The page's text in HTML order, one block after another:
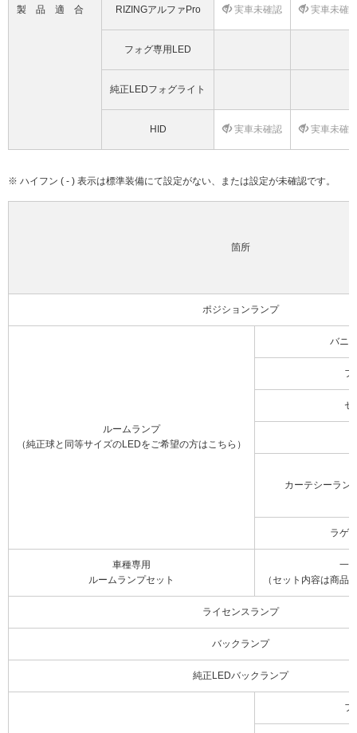
製品適合 RIZINGアルファPro 実車未確認 実車未確
フォグ専用LED
純正LEDフォグライト
HID 実車未確認 実車未確
※ ハイフン ( - ) 表示は標準装備にて設定がない、または設定が未確認です。
箇所
ポジションランプ
ルームランプ
（純正球と同等サイズのLEDをご希望の方はこちら）
バニ
フ
セ
カーテシーラン
ラゲ
車種専用
ルームランプセット
一
（セット内容は商品
ライセンスランプ
バックランプ
純正LEDバックランプ
フ